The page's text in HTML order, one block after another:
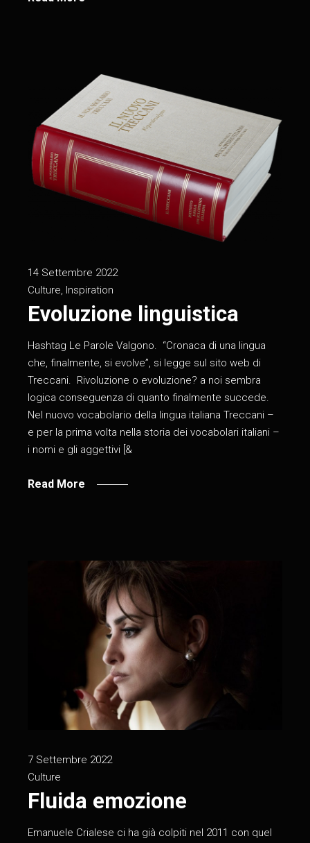
14 Settembre 2022
Culture, Inspiration
Evoluzione linguistica
Hashtag Le Parole Valgono. “Cronaca di una lingua
che, finalmente, si evolve”, si legge sul sito web di
Treccani. Rivoluzione o evoluzione? a noi sembra
logica conseguenza di quanto finalmente succede.
Nel nuovo vocabolario della lingua italiana Treccani –
e per la prima volta nella storia dei vocabolari italiani –
i nomi e gli aggettivi [&
Read More
7 Settembre 2022
Culture
Fluida emozione
Emanuele Crialese ci ha già colpiti nel 2011 con quel